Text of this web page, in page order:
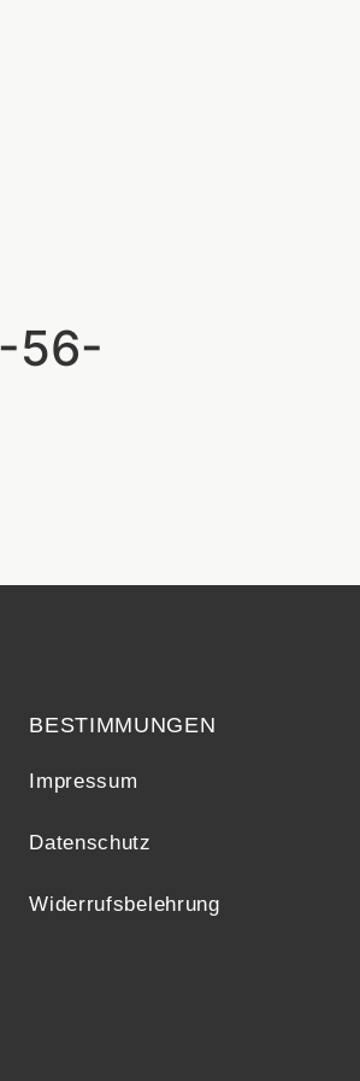
56-
BESTIMMUNGEN
Impressum
Datenschutz
Widerrufsbelehrung